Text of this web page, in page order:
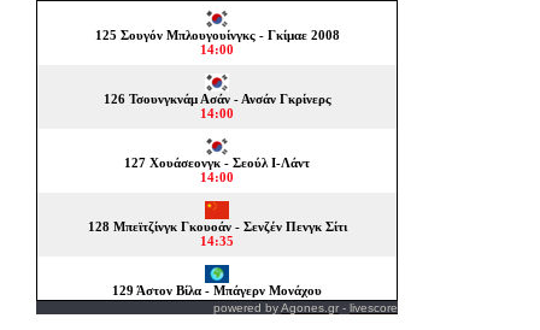
powered byAgones.gr - livescore